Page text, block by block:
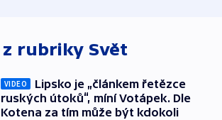
rubriky Svět
VIDEO
Lipsko je „článkem řetězce
ruských útoků“, míní Votápek. Dle
Kotena za tím může být kdokoli